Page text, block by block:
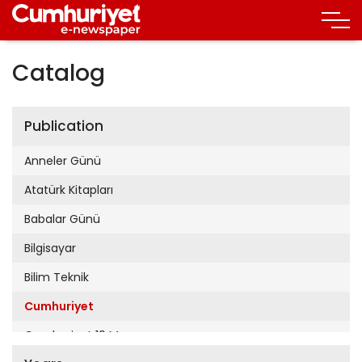
Catalog
Publication
Anneler Günü
Atatürk Kitapları
Babalar Günü
Bilgisayar
Bilim Teknik
Cumhuriyet
Cumhuriyet 19 Mayıs